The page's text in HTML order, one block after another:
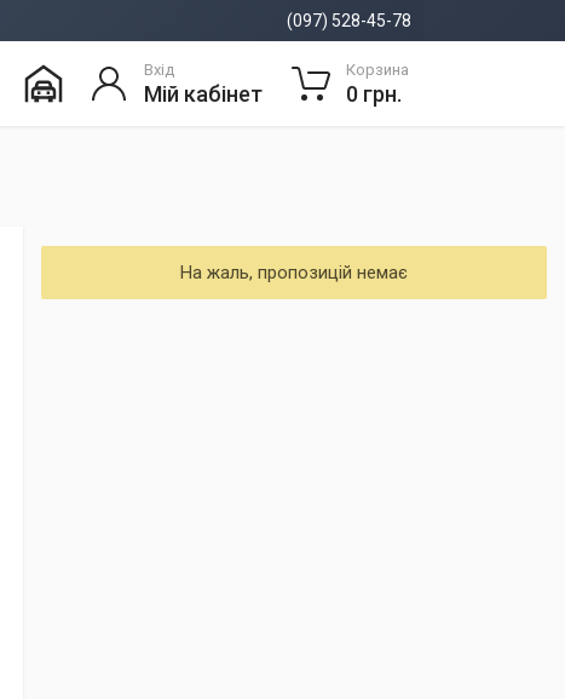
(097) 528-45-78
Вхід
Мій кабінет
Корзина
0 грн.
На жаль, пропозицій немає